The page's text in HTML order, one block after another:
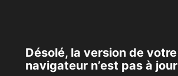
Désolé, la version de votre
navigateur n’est pas à jour